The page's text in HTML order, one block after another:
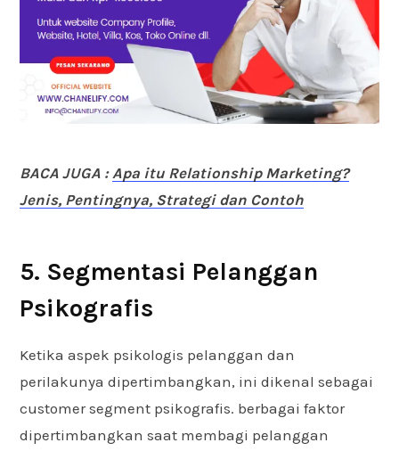
BACA JUGA : Apa itu Relationship Marketing?
Jenis, Pentingnya, Strategi dan Contoh
5. Segmentasi Pelanggan
Psikografis
Ketika aspek psikologis pelanggan dan
perilakunya dipertimbangkan, ini dikenal sebagai
customer segment psikografis. berbagai faktor
dipertimbangkan saat membagi pelanggan